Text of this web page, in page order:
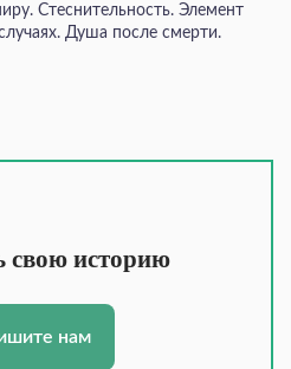
Стеснительность. Элемент
Душа после смерти.
свою историю
нам